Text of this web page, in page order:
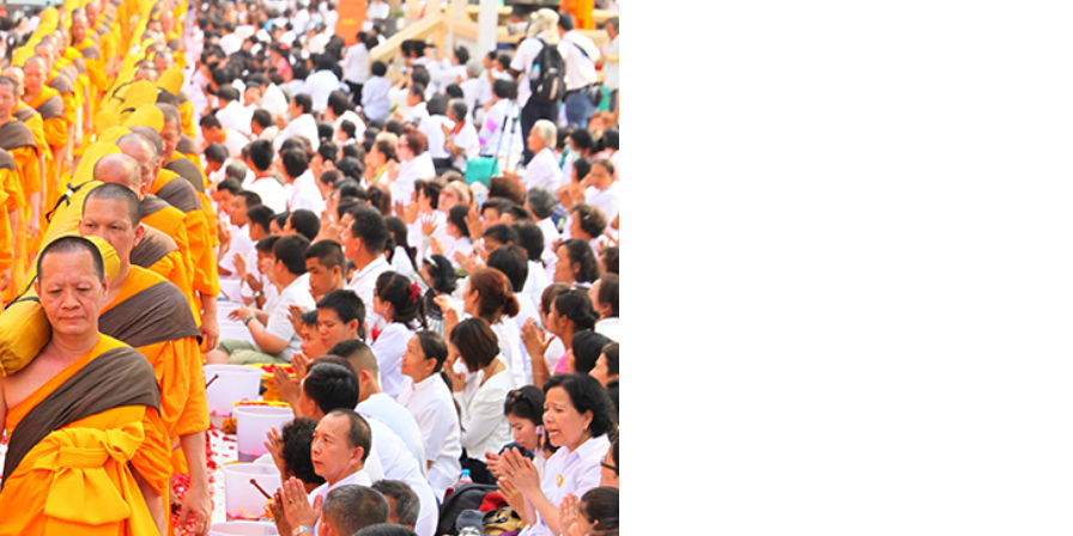
Chedi Ku Tao – Xá lợi tháp tại Wat Ku Tao
khác như viharn (phòng cầu nguyện), ubosot (phòng thực hiện các nghi lễ), và các
đơn giản nhưng uy nghi, với mái ngói hai tầng và cột gỗ màu đỏ. Trong các phòng có
từ thời kỳ Sukhothai.
mái ngói hai tầng và cột gỗ màu đỏ, nhưng nhỏ hơn phòng cầu nguyện và có một
những hàng cây bao quanh, tạo nên một khung cảnh xanh tươi, mát mẻ nhưng vẫn
đậm chất Thái Lan.
mình cùng cộng đồng